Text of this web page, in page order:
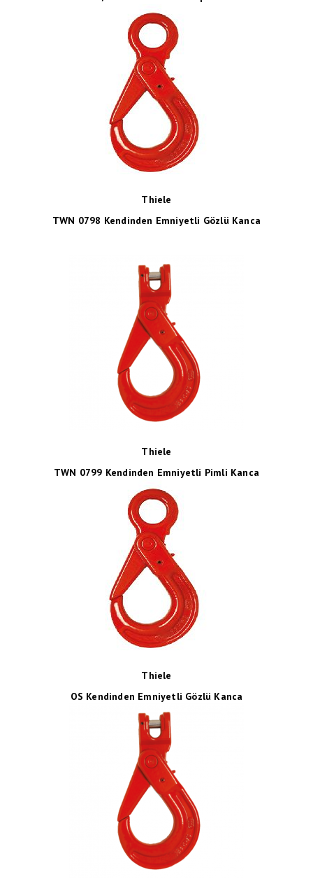
Thiele
TWN 0798 Kendinden Emniyetli Gözlü Kanca
Thiele
TWN 0799 Kendinden Emniyetli Pimli Kanca
Thiele
OS Kendinden Emniyetli Gözlü Kanca